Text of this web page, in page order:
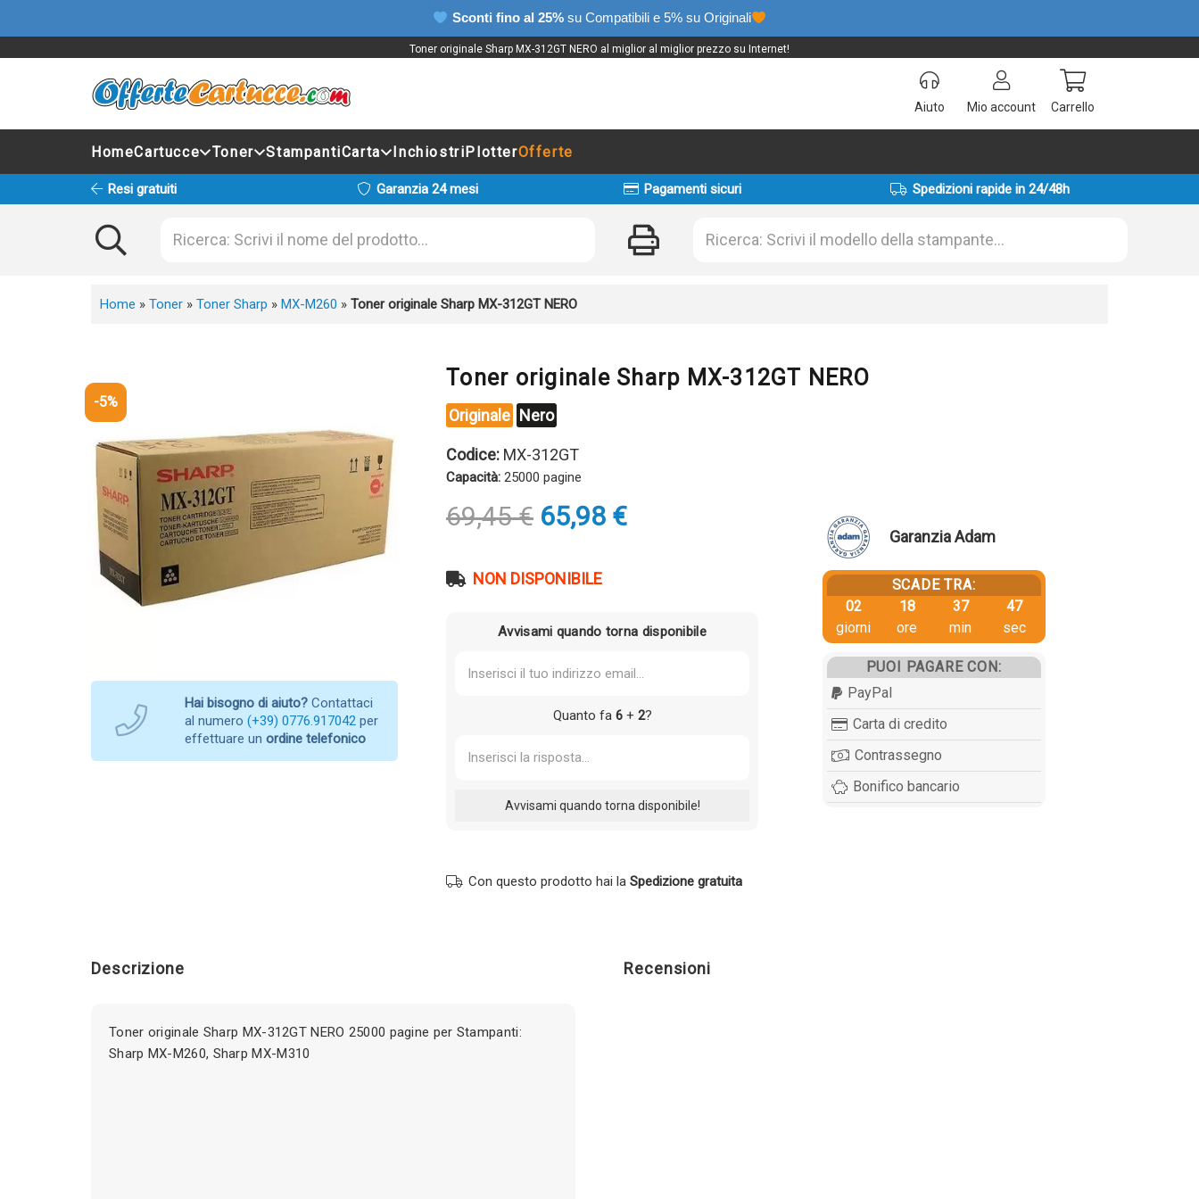
Sconti fino al 25% su Compatibili e 5% su Originali
Toner originale Sharp MX-312GT NERO al miglior al miglior prezzo su Internet!
Aiuto Mio account Carrello
HomeCartucce Toner StampantiCarta InchiostriPlotterOfferte
Resi gratuiti Garanzia 24 mesi Pagamenti sicuri Spedizioni rapide in 24/48h
Home » Toner » Toner Sharp » MX-M260 » Toner originale Sharp MX-312GT NERO
-5%
Hai bisogno di aiuto? Contattaci
al numero (+39) 0776.917042 per
effettuare un ordine telefonico
Toner originale Sharp MX-312GT NERO
Originale Nero
Codice: MX-312GT
Capacità: 25000 pagine
69,45€ Il
prezzo
era:
65,98 €Il
NON DISPONIBILE
Avvisami quando torna disponibile
Quanto fa 6+ 2?
Con questo prodotto hai la Spedizione gratuita
Garanzia Adam
SCADE TRA:
02
giorni
18
ore
37
min
46
sec
PUOI PAGARE CON:
PayPal
Carta di credito
Contrassegno
Bonifico bancario
Descrizione
Toner originale Sharp MX-312GT NERO 25000 pagine per Stampanti:
Sharp MX-M260, Sharp MX-M310
Recensioni